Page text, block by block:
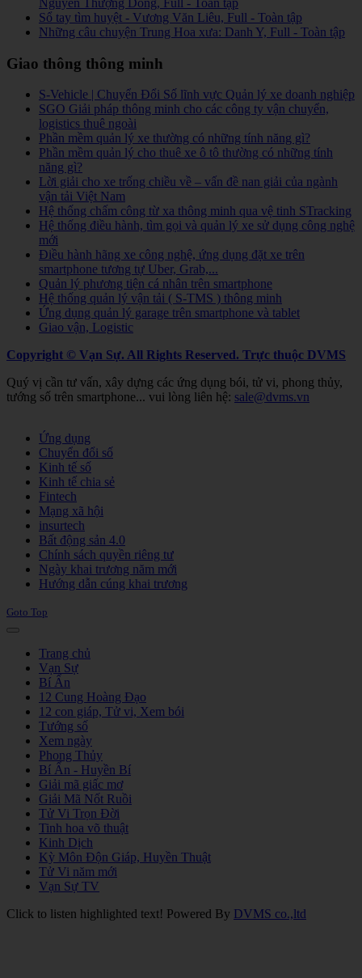
Sổ tay tìm huyệt - Vương Văn Liêu, Full - Toàn tập
Những câu chuyện Trung Hoa xưa: Danh Y, Full - Toàn tập
Giao thông thông minh
S-Vehicle | Chuyển Đổi Số lĩnh vực Quản lý xe doanh nghiệp
SGO Giải pháp thông minh cho các công ty vận chuyển,
logistics thuê ngoài
Phần mềm quản lý xe thường có những tính năng gì?
Phần mềm quản lý cho thuê xe ô tô thường có những tính
năng gì?
Lời giải cho xe trống chiều về – vấn đề nan giải của ngành
vận tải Việt Nam
Hệ thống chấm công từ xa thông minh qua vệ tinh STracking
Hệ thống điều hành, tìm gọi và quản lý xe sử dụng công nghệ
mới
Điều hành hãng xe công nghệ, ứng dụng đặt xe trên
smartphone tương tự Uber, Grab,...
Quản lý phương tiện cá nhân trên smartphone
Hệ thống quản lý vận tải ( S-TMS ) thông minh
Ứng dụng quản lý garage trên smartphone và tablet
Giao vận, Logistic
Copyright © Vạn Sự. All Rights Reserved. Trực thuộc DVMS
Quý vị cần tư vấn, xây dựng các ứng dụng bói, tử vi, phong thủy,
tướng số trên smartphone... vui lòng liên hệ: sale@dvms.vn
Ứng dụng
Chuyển đổi số
Kinh tế số
Kinh tế chia sẻ
Fintech
Mạng xã hội
insurtech
Bất động sản 4.0
Chính sách quyền riêng tư
Ngày khai trương năm mới
Hướng dẫn cúng khai trương
Goto Top
Trang chủ
Vạn Sự
Bí Ẩn
12 Cung Hoàng Đạo
12 con giáp, Tử vi, Xem bói
Tướng số
Xem ngày
Phong Thủy
Bí Ẩn - Huyền Bí
Giải mã giấc mơ
Giải Mã Nốt Ruồi
Tử Vi Trọn Đời
Tinh hoa võ thuật
Kinh Dịch
Kỳ Môn Độn Giáp, Huyền Thuật
Tử Vi năm mới
Vạn Sự TV
Click to listen highlighted text! Powered By DVMS co.,ltd